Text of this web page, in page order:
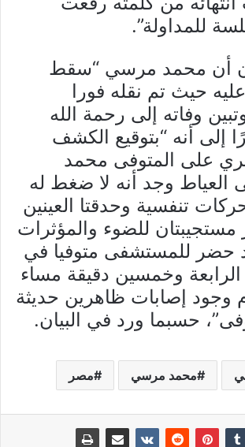
للمداولة”.
أن محمد مرسي “سقط
حيث تم نقله فورا
وفاته إلى رحمة الله
إلى أنه “بتوقيع الكشف
على المتوفى محمد
وجد أنه لا ضغط له
تنفسية وحدقتا العينين
مستجيبتان للضوء والمؤثرات
حضر للمستشفى متوفيا في
الرابعة وخمسين دقيقة مساء
وجود إصابات ظاهرين حديثة
حسبما ورد في البيان.
محمد مرسي مصر